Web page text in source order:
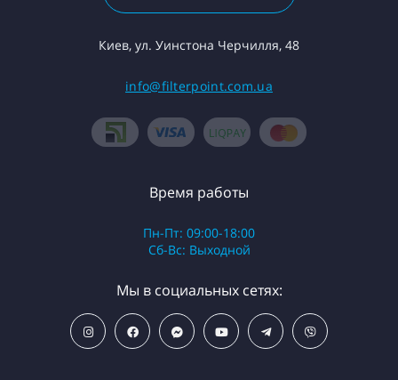
Киев, ул. Уинстона Черчилля, 48
info@filterpoint.com.ua
Время работы
Пн-Пт: 09:00-18:00
Сб-Вс: Выходной
Мы в социальных сетях: